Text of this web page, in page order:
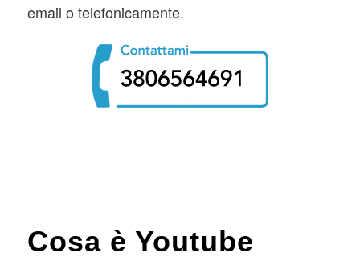
email o telefonicamente.
Cosa è Youtube